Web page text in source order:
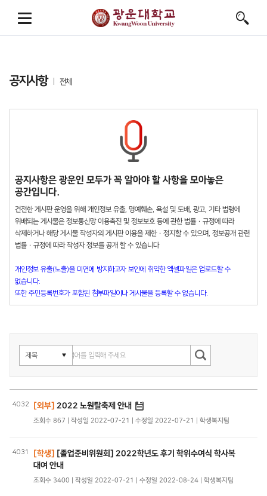
공지사항 전체
공지사항은 광운인 모두가 꼭 알아야 할 사항을 모아놓은
공간입니다.
건전한 게시판 운영을 위해 개인정보 유출, 명예훼손, 욕설 및 도배, 광고, 기타 법령에
위배되는 게시물은 정보통신망 이용촉진 및 정보보호 등에 관한 법률 · 규정에 따라
삭제하거나 해당 게시물 작성자의 게시판 이용을 제한 · 정지할 수 있으며, 정보공개 관련
법률 · 규정에 따라 작성자 정보를 공개 할 수 있습니다
개인정보 유출(노출)을 미연에 방지하고자 보안에 취약한 엑셀파일은 업로드할 수
없습니다.
또한 주민등록번호가 포함된 첨부파일이나 게시물을 등록할 수 없습니다.
4032 [외부] 2022 노원탈축제 안내
조회수 867 | 작성일 2022-07-21 | 수정일 2022-07-21 | 학생복지팀
4031 [학생] [졸업준비위원회] 2022학년도 후기 학위수여식 학사복
대여 안내
조회수 3400 | 작성일 2022-07-21 | 수정일 2022-08-24 | 학생복지팀